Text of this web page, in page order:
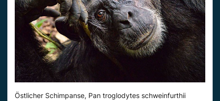
Östlicher Schimpanse, Pan troglodytes schweinfurthii